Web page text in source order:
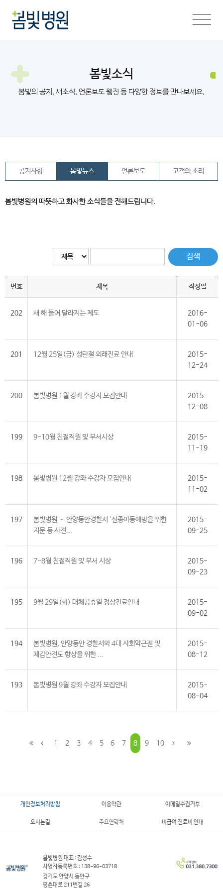
봄빛소식
봄빛의 공지, 새소식, 언론보도 웹진 등 다양한 정보를 만나보세요.
공지사항 봄빛뉴스 언론보도 고객의 소리
봄빛병원의 따뜻하고 화사한 소식들을 전해드립니다.
검색
번호 제목 작성일
202 새 해 들어 달라지는 제도
2016-
01-06
201 12월 25일(금) 성탄절 외래진료 안내
2015-
12-24
200 봄빛병원 1월 강좌 수강자 모집안내
2015-
12-08
199 9-10월 친절직원 및 부서시상
2015-
11-19
198 봄빛병원 12월 강좌 수강자 모집안내
2015-
11-02
197
봄빛병원 – 안양동안경찰서 '실종아동예방을 위한
지문 등 사전...
2015-
09-25
196 7-8월 친절직원 및 부서 시상
2015-
09-23
195 9월 29일(화) 대체공휴일 정상진료안내
2015-
09-02
194
봄빛병원, 안양동안 경찰서와 4대 사회악근절 및
체감안전도 향상을 위한 ...
2015-
08-12
193 봄빛병원 9월 강좌 수강자 모집안내
2015-
08-04
1 2 3 4 5 6 7 8 9 10
개인정보처리방침 이용약관 이메일수집거부
오시는길 주요연락처 비급여 진료비 안내
봄빛병원 대표 : 김성수
사업자등록번호 : 138-96-03718
경기도 안양시 동안구
평촌대로 211번길 26